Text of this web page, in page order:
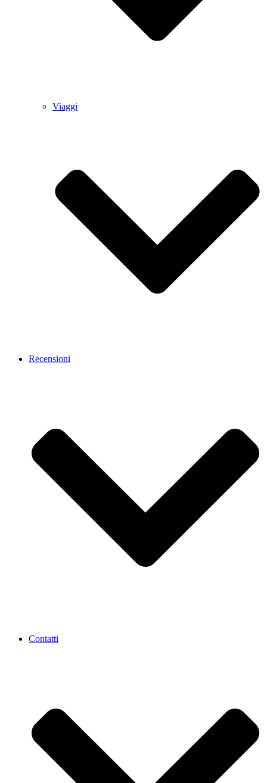
Viaggi
Recensioni
Contatti